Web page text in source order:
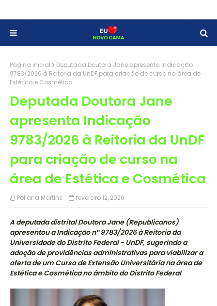
Página inicial
Deputada Doutora Jane apresenta Indicação
9783/2026 à Reitoria da UnDF para criação de curso na área de
Estética e Cosmética
Deputada Doutora Jane
apresenta Indicação
9783/2026 à Reitoria da UnDF
para criação de curso na
área de Estética e Cosmética
Poliana Martins fevereiro 12, 2026
A deputada distrital Doutora Jane (Republicanos)
apresentou a Indicação nº 9783/2026 à Reitoria da
Universidade do Distrito Federal - UnDF, sugerindo a
adoção de providências administrativas para viabilizar a
oferta de um Curso de Extensão Universitária na área de
Estética e Cosmética no âmbito do Distrito Federal